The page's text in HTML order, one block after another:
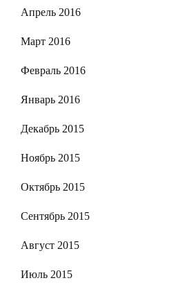
Апрель 2016
Март 2016
Февраль 2016
Январь 2016
Декабрь 2015
Ноябрь 2015
Октябрь 2015
Сентябрь 2015
Август 2015
Июль 2015